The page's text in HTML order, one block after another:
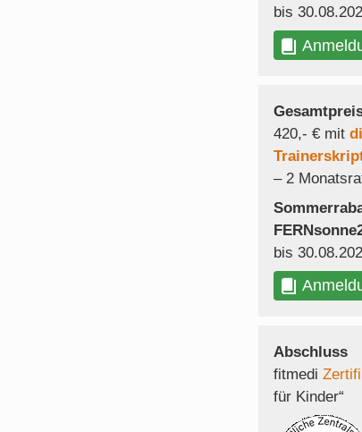
bis
420,- € mit
– 2
bis
Abschluss
fitmedi
für Kinder“